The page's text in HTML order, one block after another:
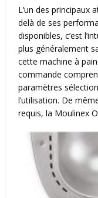
L’un des principaux
delà de ses
disponibles, c’est
plus généralement
cette machine à
commande
paramètres
l’utilisation. De
requis, la Moulinex